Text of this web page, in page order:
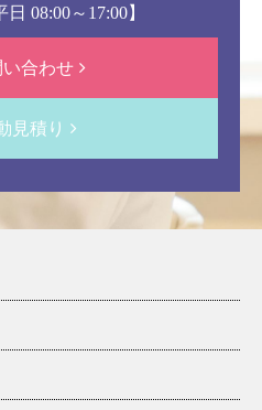
08:00～17:00】
い合わせ
見積り